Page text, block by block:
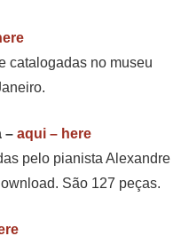
catalogadas no museu
–aqui – here
pelo pianista Alexandre
São 127 peças.